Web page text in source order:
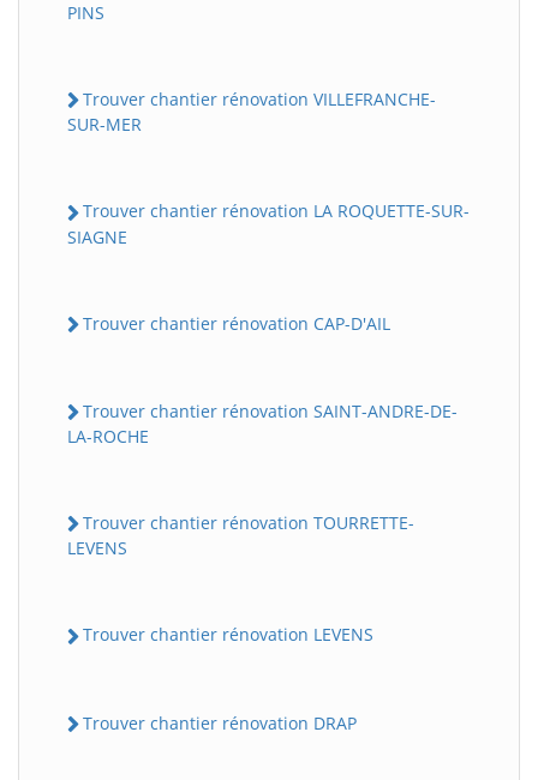
PINS
Trouver chantier rénovation VILLEFRANCHE-
SUR-MER
Trouver chantier rénovation LA ROQUETTE-SUR-
SIAGNE
Trouver chantier rénovation CAP-D'AIL
Trouver chantier rénovation SAINT-ANDRE-DE-
LA-ROCHE
Trouver chantier rénovation TOURRETTE-
LEVENS
Trouver chantier rénovation LEVENS
Trouver chantier rénovation DRAP